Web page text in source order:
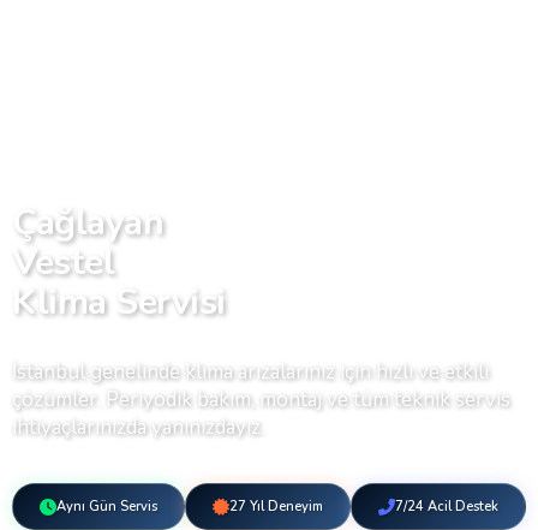
Çağlayan
Vestel
Klima Servisi
İstanbul genelinde klima arızalarınız için hızlı ve etkili
çözümler. Periyodik bakım, montaj ve tüm teknik servis
ihtiyaçlarınızda yanınızdayız.
Aynı Gün Servis 27 Yıl Deneyim 7/24 Acil Destek